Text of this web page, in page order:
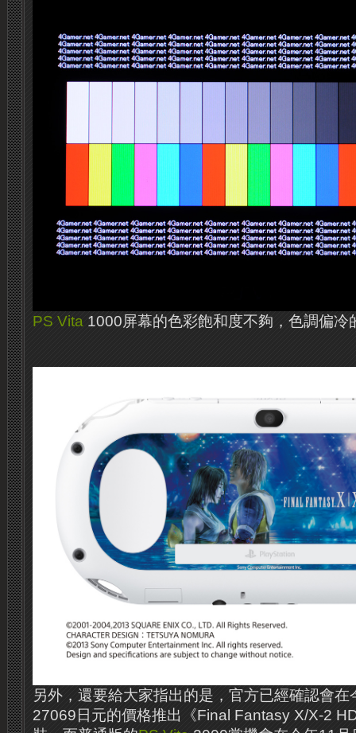
PS Vita 1000屏幕的色彩飽和度不夠，色調偏冷
另外，還要給大家指出的是，官方已經確認會
27069日元的價格推出《Final Fantasy X/X-2